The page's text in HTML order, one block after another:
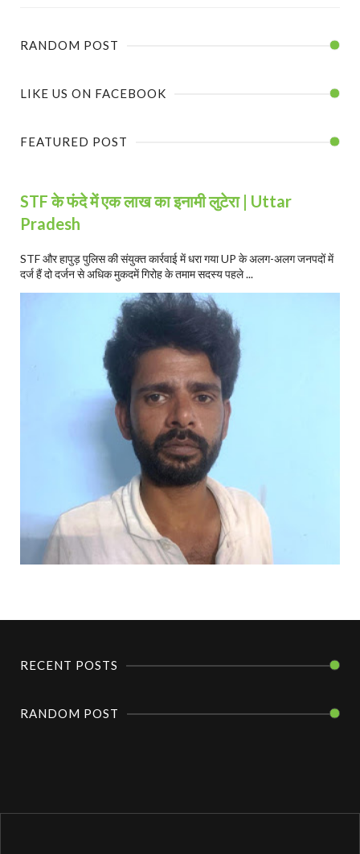
RANDOM POST
LIKE US ON FACEBOOK
FEATURED POST
STF के फंदे में एक लाख का इनामी लुटेरा | Uttar
Pradesh
STF और हापुड़ पुलिस की संयुक्त कार्रवाई में धरा गया UP के अलग-अलग जनपदों में
दर्ज हैं दो दर्जन से अधिक मुकदमें गिरोह के तमाम सदस्य पहले ...
RECENT POSTS
RANDOM POST